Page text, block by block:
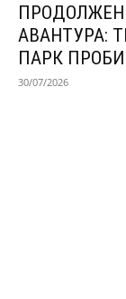
АВАНТУРА:
ПАРК
30/07/2026